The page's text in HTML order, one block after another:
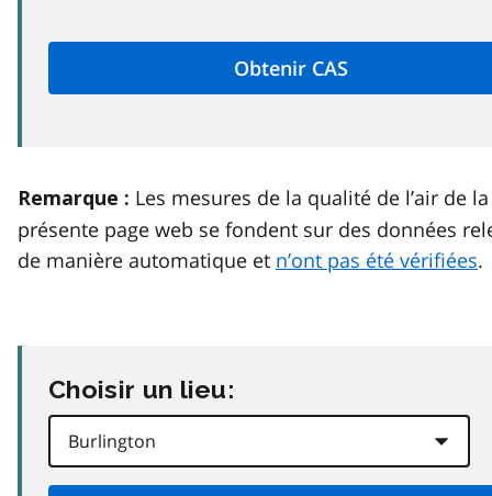
Remarque : Les mesures de la qualité de l’air de la
présente page web se fondent sur des données
de manière automatique et n’ont pas été vérifiées.
Choisir un lieu: